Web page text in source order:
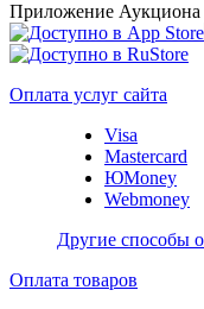
Приложение Аукциона
Оплата услуг сайта
Visa
Mastercard
ЮMoney
Webmoney
Другие способы
Оплата товаров